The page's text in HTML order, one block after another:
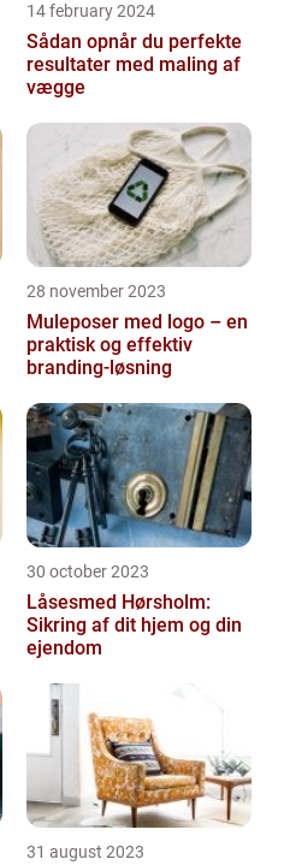
14 february 2024
Sådan opnår du perfekte
resultater med maling af
vægge
28 november 2023
Muleposer med logo – en
praktisk og effektiv
branding-løsning
30 october 2023
Låsesmed Hørsholm:
Sikring af dit hjem og din
ejendom
31 august 2023